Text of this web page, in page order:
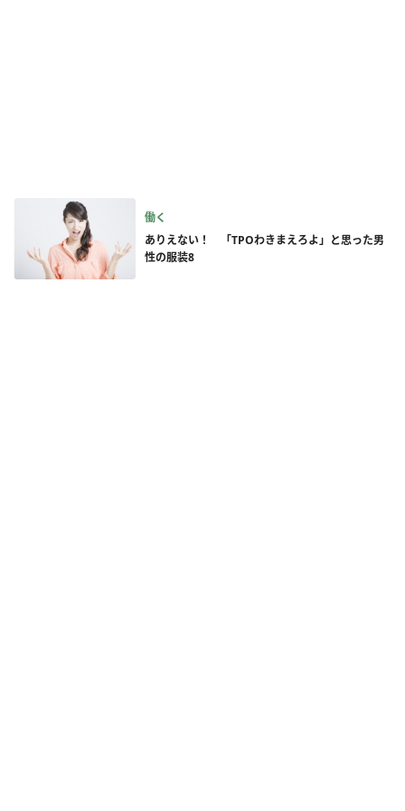
働く
ありえない！ 「TPOわきまえろよ」と思った男
性の服装8